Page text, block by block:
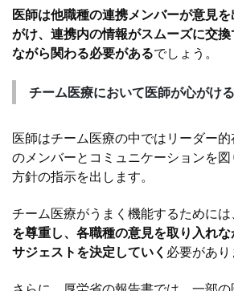
医師は他職種の連携メンバーが意見
がけ、連携内の情報がスムーズに交
ながら関わる必要があるでしょう。
チーム医療において医師が心がけ
医師はチーム医療の中ではリーダー
のメンバーとコミュニケーションを
方針の指示を出します。
チーム医療がうまく機能するためには
を尊重し、各職種の意見を取り入れ
サジェストを決定していく 必要があり